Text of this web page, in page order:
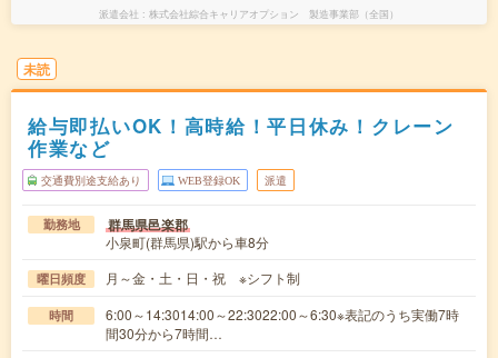
派遣会社 株式会社綜合キャリアオプション 製造事業部（全国）
未読
給与即払いOK！高時給！平日休み！クレーン
作業など
交通費別途支給あり WEB登録OK 派遣
勤務地 群馬県邑楽郡
小泉町(群馬県)駅から車8分
曜日頻度 月～金・土・日・祝 ※シフト制
時間
6:00～14:3014:00～22:3022:00～6:30※表記のうち実働7時
間30分から7時間…